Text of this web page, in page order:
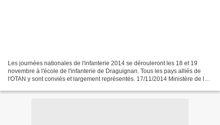
Les journées nationales de l'infanterie 2014 se dérouleront les 18 et 19
novembre à l'école de l'infanterie de Draguignan. Tous les pays alliés de
l'OTAN y sont conviés et largement représentés. 17/11/2014 Ministère de la